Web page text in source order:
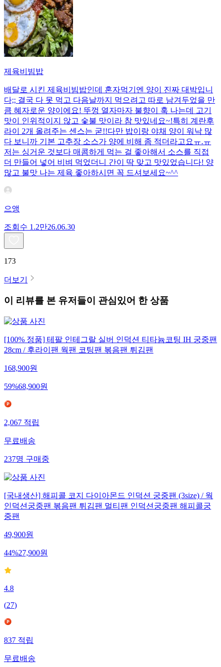
제육비빔밥
배달로 시킨 제육비빔밥인데 혼자먹기엔 양이 진짜 대박입니
다;; 결국 다 못 먹고 다음날까지 먹으려고 따로 남겨두었을 만
큼 혜자로운 양이에요! 뚜껑 열자마자 불향이 훅 나는데 고기
맛이 인위적이지 않고 숯불 맛이라 참 맛있네요~!특히 계란후
라이 2개 올려주는 센스는 굳!! ​다만 밥이랑 야채 양이 워낙 많
다 보니까 기본 고추장 소스가 양에 비해 좀 적더라고요ㅠ.ㅠ
저는 싱거운 것보다 매콤하게 먹는 걸 좋아해서 소스를 직접
더 만들어 넣어 비벼 먹었더니 간이 딱 맞고 맛있었습니다! 양
많고 불맛 나는 제육 좋아하시면 꼭 드셔보세요~^^
으앵
조회수 1.2만26.06.30
173
더보기
이 리뷰를 본 유저들이 관심있어 한 상품
[100% 정품] 테팔 인테그랄 실버 인덕션 티타늄코팅 IH 궁중팬
28cm / 후라이팬 웍팬 코팅팬 볶음팬 튀김팬
168,900원
59%68,900원
2,067 적립
무료배송
237명 구매중
[국내생산] 해피콜 코지 다이아몬드 인덕션 궁중팬 (3size) / 웍
인덕션궁중팬 볶음팬 튀김팬 멀티팬 인덕션궁중팬 해피콜궁
중팬
49,900원
44%27,900원
4.8
(27)
837 적립
무료배송